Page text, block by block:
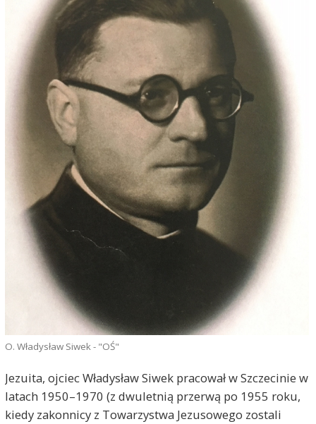
O. Władysław Siwek - "OŚ"
Jezuita, ojciec Władysław Siwek pracował w Szczecinie w
latach 1950–1970 (z dwuletnią przerwą po 1955 roku,
kiedy zakonnicy z Towarzystwa Jezusowego zostali